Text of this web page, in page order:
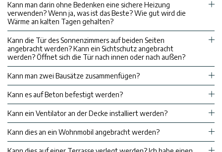
Kann man darin ohne Bedenken eine sichere Heizung
verwenden? Wenn ja, was ist das Beste? Wie gut wird die
Wärme an kalten Tagen gehalten?
Kann die Tür des Sonnenzimmers auf beiden Seiten
angebracht werden? Kann ein Sichtschutz angebracht
werden? Öffnet sich die Tür nach innen oder nach außen?
Kann man zwei Bausätze zusammenfügen?
Kann es auf Beton befestigt werden?
Kann ein Ventilator an der Decke installiert werden?
Kann dies an ein Wohnmobil angebracht werden?